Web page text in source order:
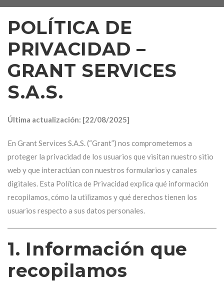
POLÍTICA DE
PRIVACIDAD –
GRANT SERVICES
S.A.S.
Última actualización: [22/08/2025]
En Grant Services S.A.S. (“Grant”) nos comprometemos a
proteger la privacidad de los usuarios que visitan nuestro sitio
web y que interactúan con nuestros formularios y canales
digitales. Esta Política de Privacidad explica qué información
recopilamos, cómo la utilizamos y qué derechos tienen los
usuarios respecto a sus datos personales.
1. Información que
recopilamos